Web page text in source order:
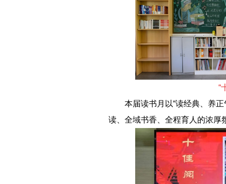
“
本届读书月以“读经典、养
读、全域书香、全程育人的浓厚